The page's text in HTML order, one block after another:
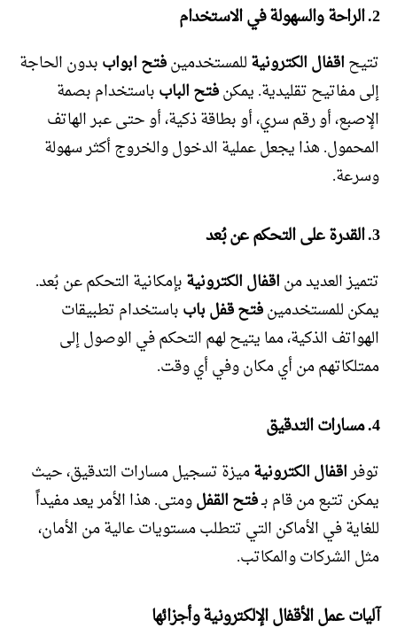
2. الراحة والسهولة في الاستخدام
تتيحاقفال الكترونيةللمستخدمينفتح ابواببدون الحاجة
إلى مفاتيح تقليدية. يمكنفتح البابباستخدام بصمة
الإصبع، أو رقم سري، أو بطاقة ذكية، أو حتى عبر الهاتف
المحمول. هذا يجعل عملية الدخول والخروج أكثر سهولة
وسرعة.
3. القدرة على التحكم عن بُعد
تتميز العديد مناقفال الكترونيةبإمكانية التحكم عن بُعد.
يمكن للمستخدمينفتح قفل بابباستخدام تطبيقات
الهواتف الذكية، مما يتيح لهم التحكم في الوصول إلى
ممتلكاتهم من أي مكان وفي أي وقت.
4. مسارات التدقيق
توفراقفال الكترونيةميزة تسجيل مسارات التدقيق، حيث
يمكن تتبع من قام بـفتح القفلومتى. هذا الأمر يعد مفيداً
للغاية في الأماكن التي تتطلب مستويات عالية من الأمان،
مثل الشركات والمكاتب.
آليات عمل الأقفال الإلكترونية وأجزائها